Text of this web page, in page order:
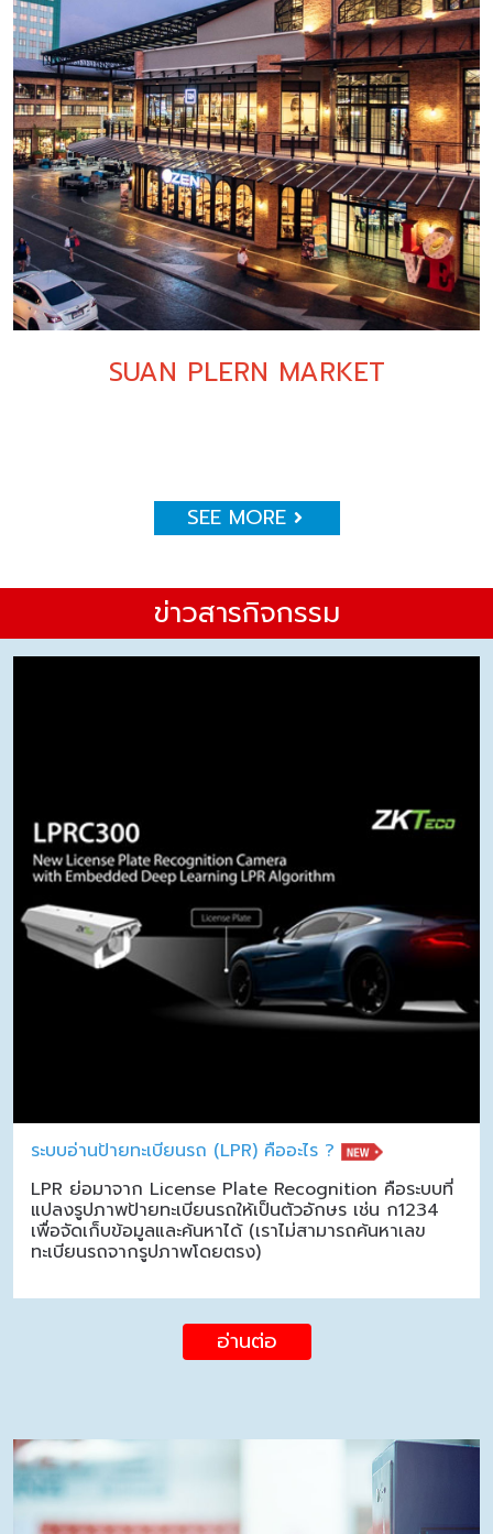
SUAN PLERN MARKET
SEE MORE
ข่าวสารกิจกรรม
ระบบอ่านป้ายทะเบียนรถ (LPR) คืออะไร ?
LPR ย่อมาจาก License Plate Recognition คือระบบที่
แปลงรูปภาพป้ายทะเบียนรถให้เป็นตัวอักษร เช่น ก1234
เพื่อจัดเก็บข้อมูลและค้นหาได้ (เราไม่สามารถค้นหาเลข
ทะเบียนรถจากรูปภาพโดยตรง)
อ่านต่อ